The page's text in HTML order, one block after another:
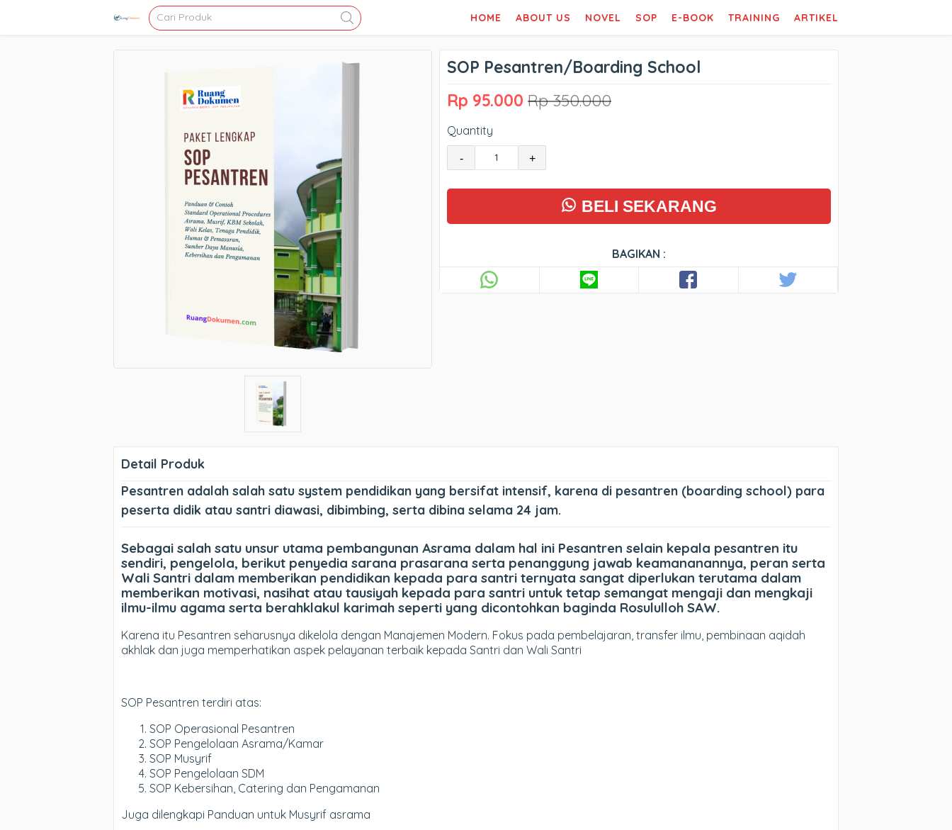
HOME ABOUT US NOVEL SOP E-BOOK TRAINING ARTIKEL
SOP Pesantren/Boarding School
Rp 95.000 Rp 350.000
Quantity
- +
BELI SEKARANG
BAGIKAN :
Detail Produk
Pesantren adalah salah satu system pendidikan yang bersifat intensif, karena di pesantren (boarding school) para
peserta didik atau santri diawasi, dibimbing, serta dibina selama 24 jam.
Sebagai salah satu unsur utama pembangunan Asrama dalam hal ini Pesantren selain kepala pesantren itu
sendiri, pengelola, berikut penyedia sarana prasarana serta penanggung jawab keamananannya, peran serta
Wali Santri dalam memberikan pendidikan kepada para santri ternyata sangat diperlukan terutama dalam
memberikan motivasi, nasihat atau tausiyah kepada para santri untuk tetap semangat mengaji dan mengkaji
ilmu-ilmu agama serta berahklakul karimah seperti yang dicontohkan baginda Rosululloh SAW.
Karena itu Pesantren seharusnya dikelola dengan Manajemen Modern. Fokus pada pembelajaran, transfer ilmu, pembinaan aqidah
akhlak dan juga memperhatikan aspek pelayanan terbaik kepada Santri dan Wali Santri
SOP Pesantren terdiri atas:
SOP Operasional Pesantren
SOP Pengelolaan Asrama/Kamar
SOP Musyrif
SOP Pengelolaan SDM
SOP Kebersihan, Catering dan Pengamanan
Juga dilengkapi Panduan untuk Musyrif asrama